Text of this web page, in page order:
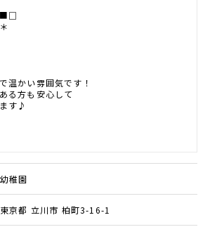
温かい雰囲気です！
る方も安心して
す♪
幼稚園
東京都 立川市 柏町3-16-1